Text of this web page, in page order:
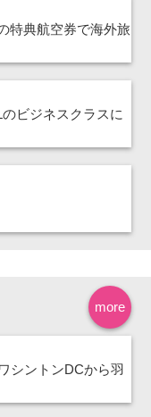
特典航空券で海外旅
ビジネスクラスに
more
シントンDCから羽